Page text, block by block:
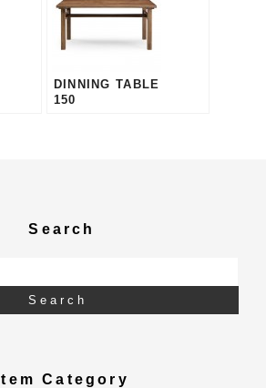
DINNING TABLE
150
Search
Item Category